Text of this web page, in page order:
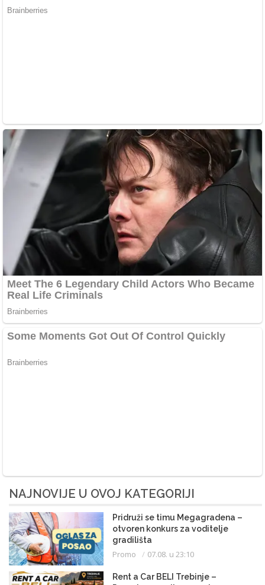
NAJNOVIJE U OVOJ KATEGORIJI
Pridruži se timu Megagradena –
otvoren konkurs za voditelje
gradilišta
Promo 07.08. u 23:10
Rent a Car BELI Trebinje –